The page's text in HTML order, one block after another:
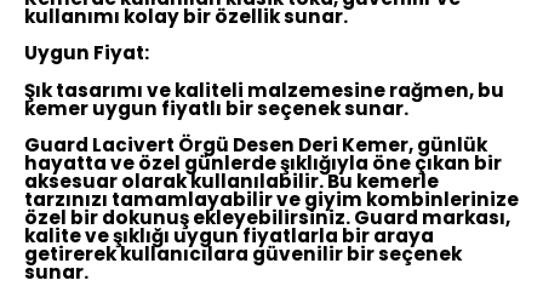
kullanımı kolay bir özellik sunar.
Uygun Fiyat:
Şık tasarımı ve kaliteli malzemesine rağmen, bu
kemer uygun fiyatlı bir seçenek sunar.
Guard Lacivert Örgü Desen Deri Kemer, günlük
hayatta ve özel günlerde şıklığıyla öne çıkan bir
aksesuar olarak kullanılabilir. Bu kemerle
tarzınızı tamamlayabilir ve giyim kombinlerinize
özel bir dokunuş ekleyebilirsiniz. Guard markası,
kalite ve şıklığı uygun fiyatlarla bir araya
getirerek kullanıcılara güvenilir bir seçenek
sunar.